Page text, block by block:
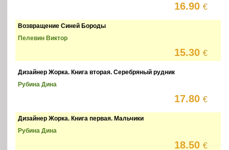
16.90€
Возвращение Синей Бороды
Пелевин Виктор
15.30€
Дизайнер Жорка. Книга вторая. Серебряный рудник
Рубина Дина
17.80€
Дизайнер Жорка. Книга первая. Мальчики
Рубина Дина
18.50€